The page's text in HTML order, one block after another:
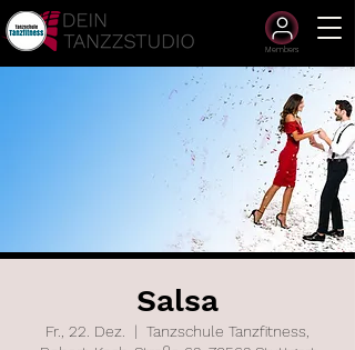
Members
Salsa
Fr., 22. Dez.
  |
Tanzschule Tanzfitness,